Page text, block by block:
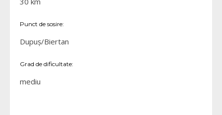
Punct de sosire:
Dupuș/Biertan
Grad de dificultate:
mediu